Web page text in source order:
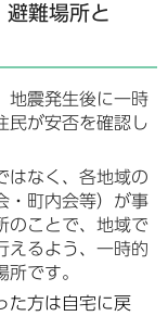
避難場所と
震発生後に一時
民が安否を確認し
なく、各地域の
・町内会等）が事
のことで、地域で
えるよう、一時的
所です。
た方は自宅に戻